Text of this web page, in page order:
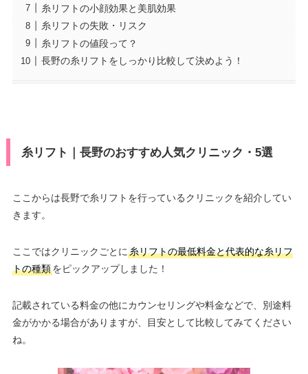
糸リフトの小顔効果と美肌効果
糸リフトの失敗・リスク
糸リフトの値段って？
長野の糸リフトをしっかり比較して決めよう！
糸リフト｜長野のおすすめ人気クリニック・5選
ここからは長野で糸リフトを行っているクリニックを紹介してい
きます。
ここではクリニックごとに 糸リフトの最低料金と代表的な糸リフ
トの種類をピックアップしました！
記載されている料金の他にカウンセリングや料金などで、別途料
金がかかる場合がありますが、目安として比較してみてください
ね。